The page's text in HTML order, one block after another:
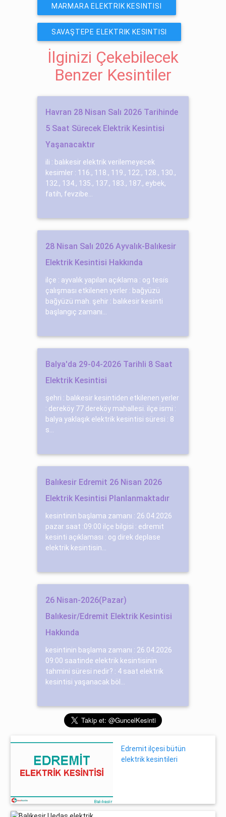
MARMARA ELEKTRIK KESINTISI
SAVAŞTEPE ELEKTRIK KESINTISI
İlginizi Çekebilecek
Benzer Kesintiler
Havran 28 Nisan Salı 2026 Tarihinde
5 Saat Sürecek Elektrik Kesintisi
Yaşanacaktır
ili : balıkesir elektrik verilemeyecek
kesimler : 116., 118., 119., 122., 128., 130.,
132., 134., 135., 137., 183., 187., eybek,
fatih, fevzibe...
28 Nisan Salı 2026 Ayvalık-Balıkesir
Elektrik Kesintisi Hakkında
ilçe : ayvalık yapılan açıklama : og tesi̇s
çalışması etkilenen yerler : bağyüzü
bağyüzü mah. şehir : balıkesir kesinti
başlangıç zamanı...
Balya'da 29-04-2026 Tarihli 8 Saat
Elektrik Kesintisi
şehri : balıkesir kesintiden etkilenen yerler
: dereköy 77 dereköy mahallesi. ilçe ismi :
balya yaklaşık elektrik kesintisi süresi : 8
s...
Balıkesir Edremit 26 Nisan 2026
Elektrik Kesintisi Planlanmaktadır
kesintinin başlama zamanı : 26.04.2026
pazar saat :09:00 ilçe bilgisi : edremit
kesinti açıklaması : og di̇rek deplase
elektrik kesintisin...
26 Nisan-2026(Pazar)
Balıkesir/Edremit Elektrik Kesintisi
Hakkında
kesintinin başlama zamanı : 26.04.2026
09:00 saatinde elektrik kesintisinin
tahmini süresi nedir? : 4 saat elektrik
kesintisi yaşanacak böl...
Edremit ilçesi bütün
elektrik kesintileri